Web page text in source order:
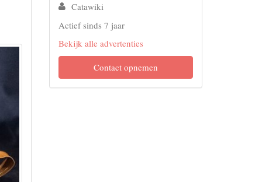
Catawiki
Actief sinds 7 jaar
Bekijk alle advertenties
Contact opnemen